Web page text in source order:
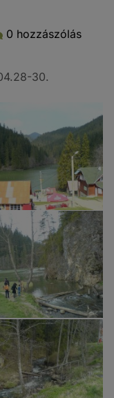
0 hozzászólás
30.